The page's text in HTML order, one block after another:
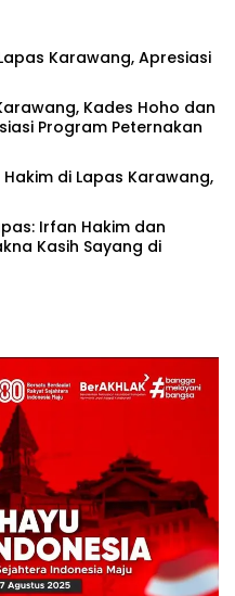
Karawang, Apresiasi
Kades Hoho dan
Program Peternakan
di Lapas Karawang,
Irfan Hakim dan
Kasih Sayang di